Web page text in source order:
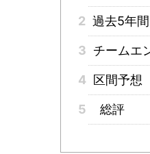
2 過去5年
3 チームエ
4 区間予想
5 総評